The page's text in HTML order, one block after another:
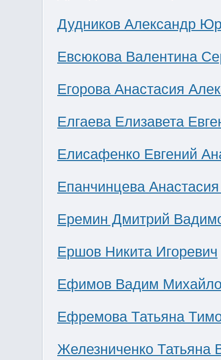
Дудников Александр
Евсюкова Валентина
Егорова Анастасия
Елгаева Елизавета
Елисафенко Евгений
Епанчинцева
Еремин Дмитрий
Ершов Никита Игоревич
Ефимов Вадим
Ефремова Татьяна
Железниченко Татьяна